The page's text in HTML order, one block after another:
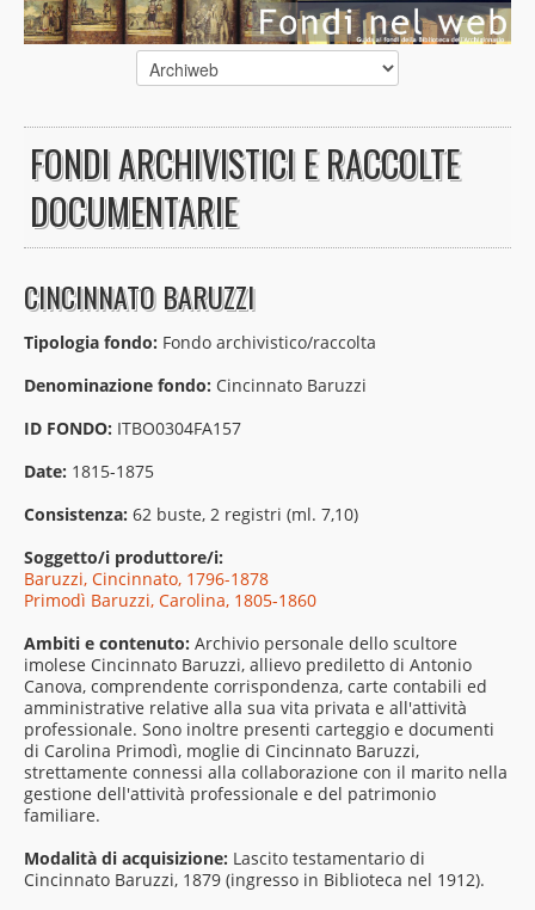
FONDI ARCHIVISTICI E RACCOLTE
DOCUMENTARIE
CINCINNATO BARUZZI
Tipologia fondo: Fondo archivistico/raccolta
Denominazione fondo: Cincinnato Baruzzi
ID FONDO: ITBO0304FA157
Date: 1815-1875
Consistenza: 62 buste, 2 registri (ml. 7,10)
Soggetto/i produttore/i:
Baruzzi, Cincinnato, 1796-1878
Primodì Baruzzi, Carolina, 1805-1860
Ambiti e contenuto: Archivio personale dello scultore
imolese Cincinnato Baruzzi, allievo prediletto di Antonio
Canova, comprendente corrispondenza, carte contabili ed
amministrative relative alla sua vita privata e all'attività
professionale. Sono inoltre presenti carteggio e documenti
di Carolina Primodì, moglie di Cincinnato Baruzzi,
strettamente connessi alla collaborazione con il marito nella
gestione dell'attività professionale e del patrimonio
familiare.
Modalità di acquisizione: Lascito testamentario di
Cincinnato Baruzzi, 1879 (ingresso in Biblioteca nel 1912).